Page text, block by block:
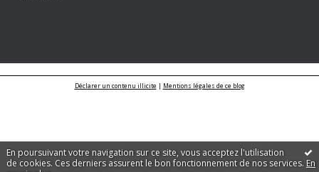
En poursuivant votre navigation sur ce site, vous acceptez l'utilisation
de cookies. Ces derniers assurent le bon fonctionnement de nos services. En
Déclarer un contenu illicite| Mentions légales de ce blog